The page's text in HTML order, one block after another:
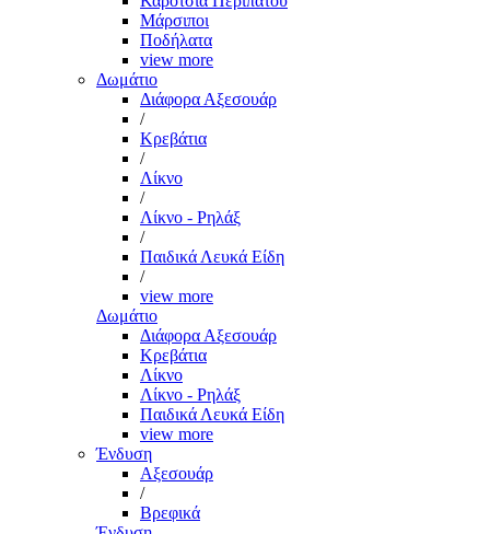
Μάρσιποι
Ποδήλατα
view more
Δωμάτιο
Διάφορα Αξεσουάρ
/
Κρεβάτια
/
Λίκνο
/
Λίκνο - Ρηλάξ
/
Παιδικά Λευκά Είδη
/
view more
Δωμάτιο
Διάφορα Αξεσουάρ
Κρεβάτια
Λίκνο
Λίκνο - Ρηλάξ
Παιδικά Λευκά Είδη
view more
Ένδυση
Αξεσουάρ
/
Βρεφικά